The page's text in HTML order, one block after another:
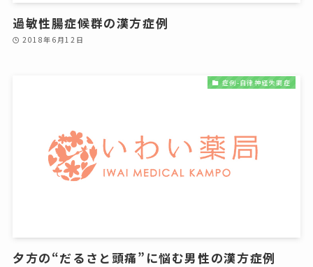
過敏性腸症候群の漢方症例
2018年6月12日
症例-自律神経失調症
夕方の“だるさと頭痛”に悩む男性の漢方症例